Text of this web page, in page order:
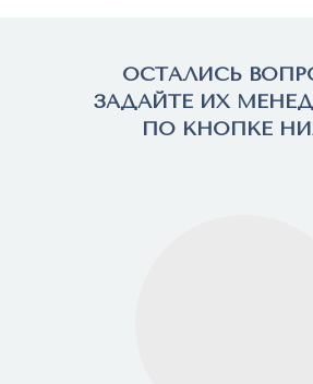
ОСТАЛИСЬ
ЗАДАЙТЕ ИХ
ПО КНОПКЕ